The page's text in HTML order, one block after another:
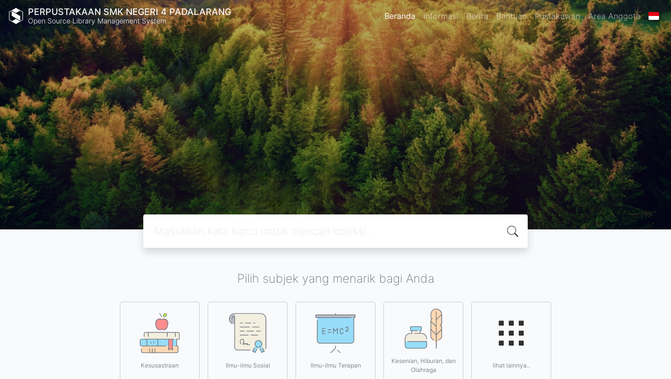
PERPUSTAKAAN SMK NEGERI 4 PADALARANG
Open Source Library Management System Beranda Informasi Berita Bantuan Pustakawan Area Anggota
Pilih subjek yang menarik bagi Anda
Kesusastraan Ilmu-ilmu Sosial Ilmu-ilmu Terapan
Kesenian, Hiburan, dan
Olahraga
lihat lainnya..